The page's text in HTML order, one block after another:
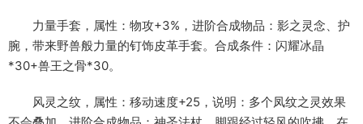
力量手套，属性：物攻+3%，进阶合成物品：影之灵念、护
腕，带来野兽般力量的钉饰皮革手套。合成条件：闪耀冰晶
*30+兽王之骨*30。
风灵之纹，属性：移动速度+25，说明：多个凤纹之灵效果